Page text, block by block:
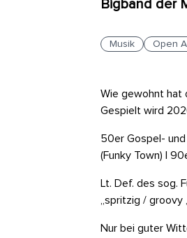
Bigband der
Musik Open
Wie gewohnt hat
Gespielt wird
50er Gospel- und
(Funky Town) |
Lt. Def. des sog.
„spritzig / groovy
Nur bei guter